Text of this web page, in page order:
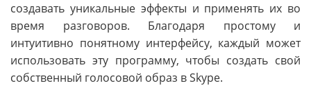
создавать уникальные эффекты и применять их во
время разговоров. Благодаря простому и
интуитивно понятному интерфейсу, каждый может
использовать эту программу, чтобы создать свой
собственный голосовой образ в Skype.